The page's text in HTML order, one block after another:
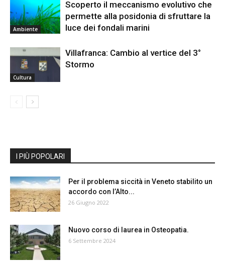
Ambiente
Scoperto il meccanismo evolutivo che
permette alla posidonia di sfruttare la
luce dei fondali marini
Cultura
Villafranca: Cambio al vertice del 3°
Stormo
I PIÙ POPOLARI
Per il problema siccità in Veneto stabilito un
accordo con l’Alto...
26 Giugno 2022
Nuovo corso di laurea in Osteopatia.
6 Settembre 2024